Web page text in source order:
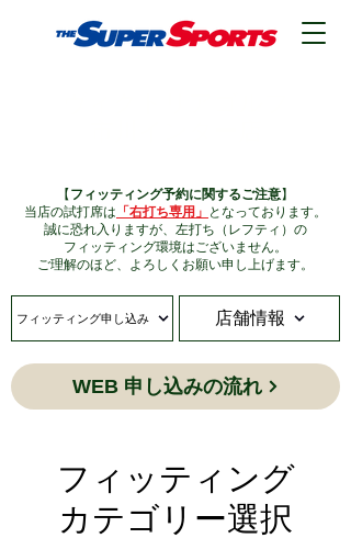
【 フィッティング予約に関するご注意】
当店の試打席は 「右打ち専用」 となっております。
誠に恐れ入りますが、左打ち（レフティ）の
フィッティング環境はございません。
ご理解のほど、よろしくお願い申し上げます。
フィッティング申し込み 店舗情報
WEB 申し込みの流れ
フィッティング
カテゴリー選択